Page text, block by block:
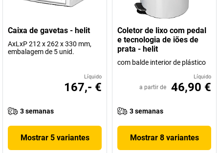
Caixa de gavetas - helit
AxLxP 212 x 262 x 330 mm,
embalagem de 5 unid.
Líquido
167,- €
3 semanas
Mostrar 5 variantes
Coletor de lixo com pedal
e tecnologia de iões de
prata - helit
com balde interior de plástico
Líquido
a partir de 46,90 €
3 semanas
Mostrar 8 variantes